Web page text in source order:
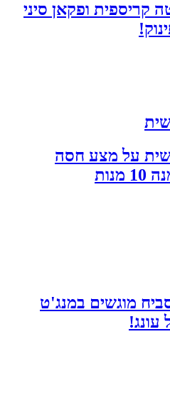
ופקאן סיני
על מצע חסה
סביח מוגשים במנג'ט